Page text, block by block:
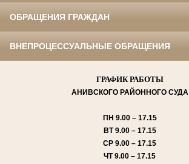
ОБРАЩЕНИЯ ГРАЖДАН
ВНЕПРОЦЕССУАЛЬНЫЕ ОБРАЩЕНИЯ
ГРАФИК РАБОТЫ
АНИВСКОГО РАЙОННОГО СУДА
ПН 9.00 – 17.15
ВТ9.00 – 17.15
СР 9.00 – 17.15
ЧТ9.00 – 17.15